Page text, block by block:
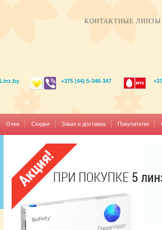
КОНТАКТНЫЕ
Linz.by
+375 (44) 5-346-347
Очки Скидки Заказ и доставка Покупателю